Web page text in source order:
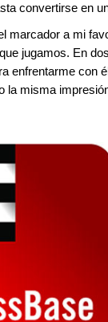
convertirse en
marcador a mi
jugamos. En
enfrentarme con
la misma